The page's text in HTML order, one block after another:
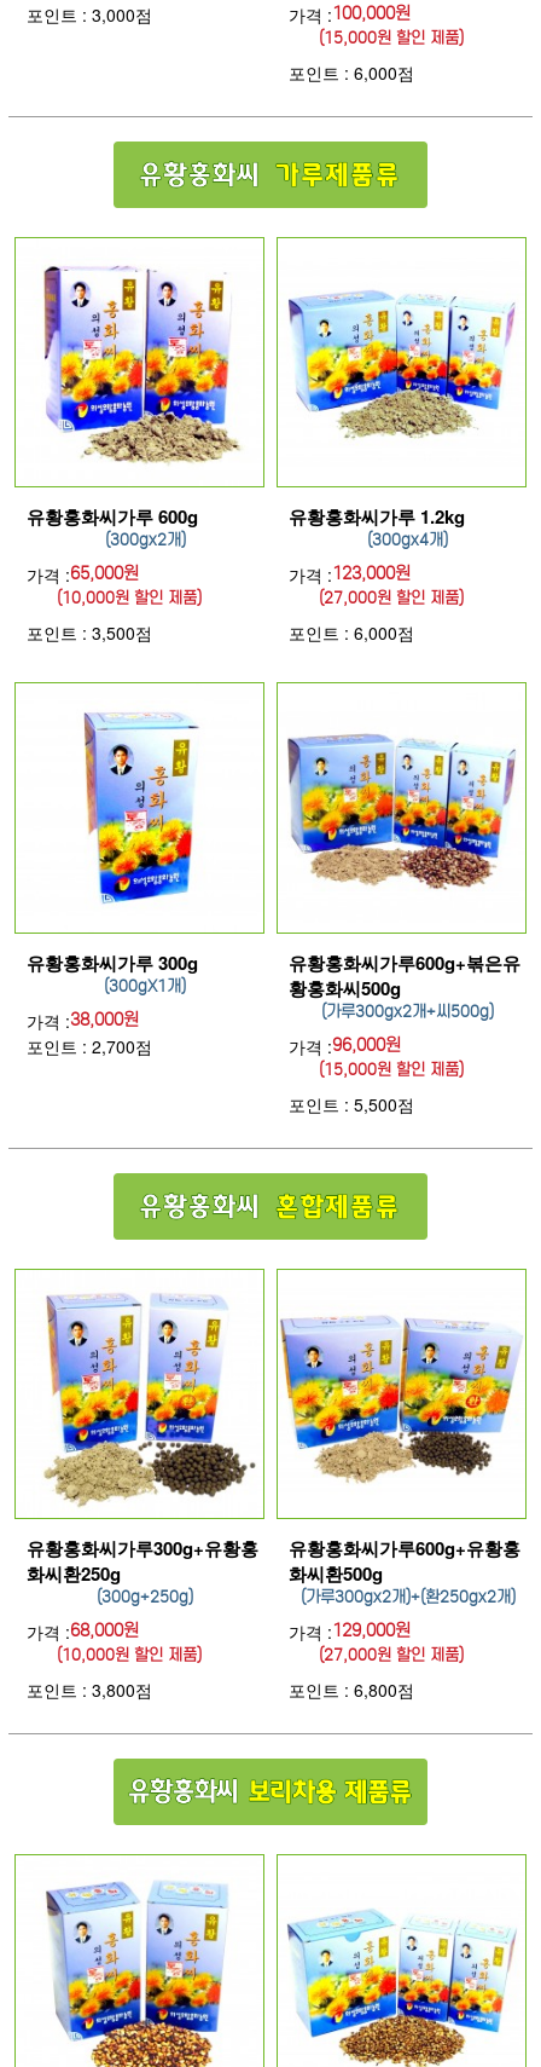
포인트 : 3,000점
가격 :100,000원
(15,000원 할인 제품)
포인트 : 6,000점
유황홍화씨가루 600g
(300gx2개)
가격 :65,000원
(10,000원 할인 제품)
포인트 : 3,500점
유황홍화씨가루 1.2kg
(300gx4개)
가격 :123,000원
(27,000원 할인 제품)
포인트 : 6,000점
유황홍화씨가루 300g
(300gX1개)
가격 :38,000원
포인트 : 2,700점
유황홍화씨가루600g+볶은유
황홍화씨500g
(가루300gx2개+씨500g)
가격 :96,000원
(15,000원 할인 제품)
포인트 : 5,500점
유황홍화씨가루300g+유황홍
화씨환250g
(300g+250g)
가격 :68,000원
(10,000원 할인 제품)
포인트 : 3,800점
유황홍화씨가루600g+유황홍
화씨환500g
(가루300gx2개)+(환250gx2개)
가격 :129,000원
(27,000원 할인 제품)
포인트 : 6,800점